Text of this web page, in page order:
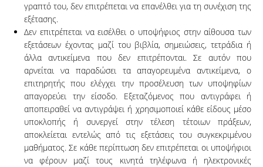
γραπτό του, δεν επιτρέπεται να επανέλθει για τη συνέχιση της
εξέτασης.
Δεν επιτρέπεται να εισέλθει ο υποψήφιος στην αίθουσα των
εξετάσεων έχοντας μαζί του βιβλία, σημειώσεις, τετράδια ή
άλλα αντικείμενα που δεν επιτρέπονται. Σε αυτόν που
αρνείται να παραδώσει τα απαγορευμένα αντικείμενα, ο
επιτηρητής που ελέγχει την προσέλευση των υποψηφίων
απαγορεύει την είσοδο. Εξεταζόμενος που αντιγράφει ή
αποπειραθεί να αντιγράψει ή χρησιμοποιεί κάθε είδους μέσο
υποκλοπής ή συνεργεί στην τέλεση τέτοιων πράξεων,
αποκλείεται εντελώς από τις εξετάσεις του συγκεκριμένου
μαθήματος. Σε κάθε περίπτωση δεν επιτρέπεται οι υποψήφιοι
να φέρουν μαζί τους κινητά τηλέφωνα ή ηλεκτρονικές